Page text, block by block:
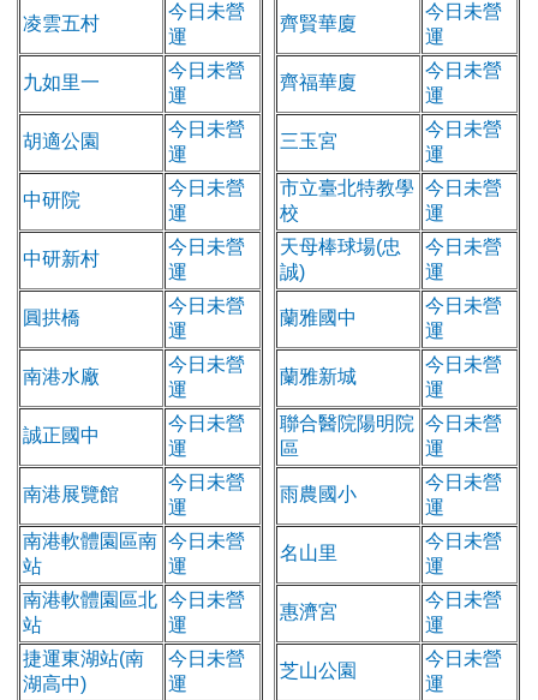
凌雲五村
今日未營
運
九如里一
今日未營
運
胡適公園
今日未營
運
中研院
今日未營
運
中研新村
今日未營
運
圓拱橋
今日未營
運
南港水廠
今日未營
運
誠正國中
今日未營
運
南港展覽館
今日未營
運
南港軟體園區南
站
今日未營
運
南港軟體園區北
站
今日未營
運
捷運東湖站(南
湖高中)
今日未營
運
齊賢華廈
今日未營
運
齊福華廈
今日未營
運
三玉宮
今日未營
運
市立臺北特教學
校
今日未營
運
天母棒球場(忠
誠)
今日未營
運
蘭雅國中
今日未營
運
蘭雅新城
今日未營
運
聯合醫院陽明院
區
今日未營
運
雨農國小
今日未營
運
名山里
今日未營
運
惠濟宮
今日未營
運
芝山公園
今日未營
運